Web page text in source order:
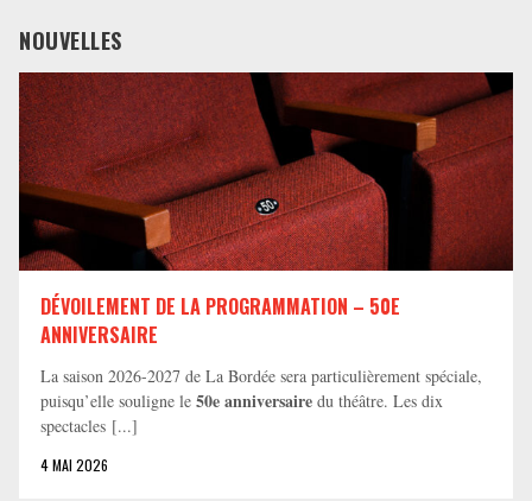
NOUVELLES
DÉVOILEMENT DE LA PROGRAMMATION – 50E
ANNIVERSAIRE
La saison 2026-2027 de La Bordée sera particulièrement spéciale,
puisqu’elle souligne le 50e anniversaire du théâtre. Les dix
spectacles [...]
4 MAI 2026